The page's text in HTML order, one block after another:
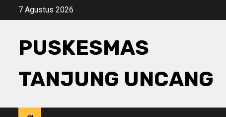
7 Agustus 2026
PUSKESMAS
TANJUNG UNCANG